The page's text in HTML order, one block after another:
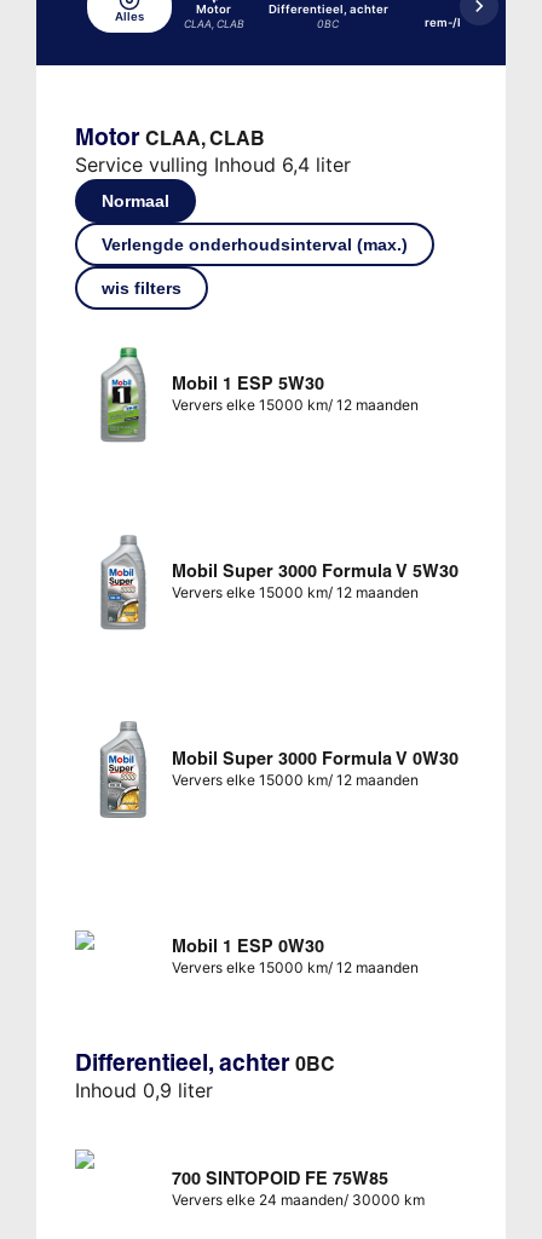
Alles
Motor
CLAA, CLAB
Differentieel, achter
0BC
Hydraulisch
rem-/
Motor CLAA, CLAB
Service vulling Inhoud 6,4 liter
Normaal
Verlengde onderhoudsinterval (max.)
wis filters
Mobil 1 ESP 5W30
Ververs elke 15000 km/ 12 maanden
Mobil Super 3000 Formula V 5W30
Ververs elke 15000 km/ 12 maanden
Mobil Super 3000 Formula V 0W30
Ververs elke 15000 km/ 12 maanden
Mobil 1 ESP 0W30
Ververs elke 15000 km/ 12 maanden
Differentieel, achter 0BC
Inhoud 0,9 liter
700 SINTOPOID FE 75W85
Ververs elke 24 maanden/ 30000 km